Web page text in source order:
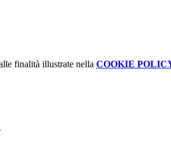
finalità illustrate nella COOKIE